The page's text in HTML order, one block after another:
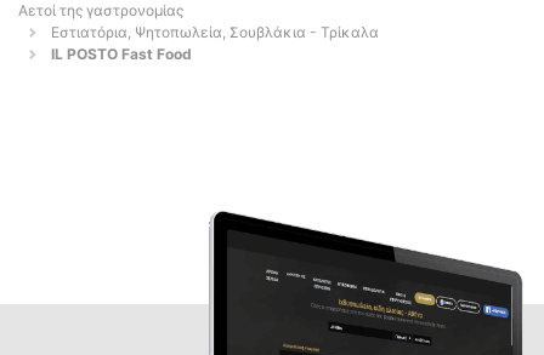
Αετοί της γαστρονομίας
Εστιατόρια, Ψητοπωλεία, Σουβλάκια - Τρίκαλα
IL POSTO Fast Food